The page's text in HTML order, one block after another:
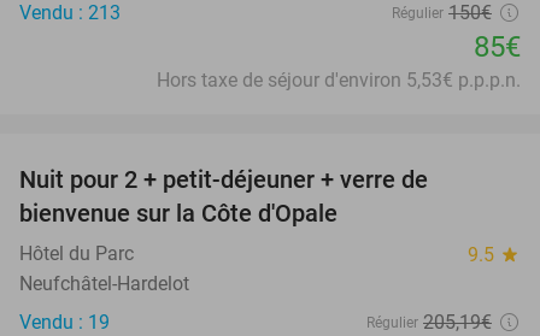
Vendu : 213
Régulier 150€
85€
Hors taxe de séjour d'environ 5,53€ p.p.p.n.
Nuit pour 2 + petit-déjeuner + verre de
bienvenue sur la Côte d'Opale
Hôtel du Parc 9.5 star
Neufchâtel-Hardelot
Vendu : 19
Régulier 205,19€